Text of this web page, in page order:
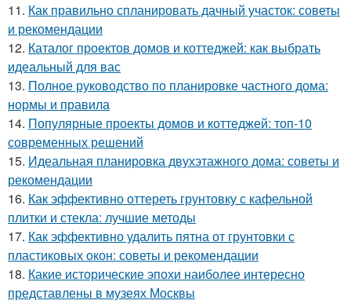
11. Как правильно спланировать дачный участок: советы
и рекомендации
12. Каталог проектов домов и коттеджей: как выбрать
идеальный для вас
13. Полное руководство по планировке частного дома:
нормы и правила
14. Популярные проекты домов и коттеджей: топ-10
современных решений
15. Идеальная планировка двухэтажного дома: советы и
рекомендации
16. Как эффективно оттереть грунтовку с кафельной
плитки и стекла: лучшие методы
17. Как эффективно удалить пятна от грунтовки с
пластиковых окон: советы и рекомендации
18. Какие исторические эпохи наиболее интересно
представлены в музеях Москвы